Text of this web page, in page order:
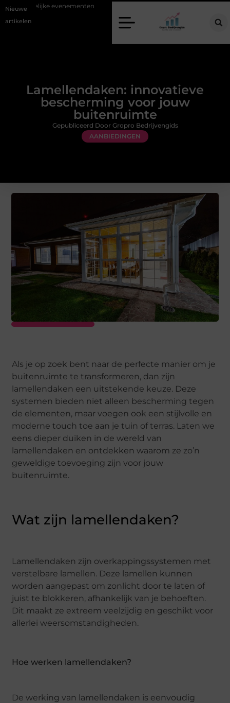
Nieuwe
artikelen
evenementen Alles over flexibele inzet van personeel
Lamellendaken: innovatieve
bescherming voor jouw
buitenruimte
AANBIEDINGEN
Gepubliceerd Door Gropro Bedrijvengids
Als je op zoek bent naar de perfecte manier om je
buitenruimte te transformeren, dan zijn
lamellendaken een uitstekende keuze. Deze
systemen bieden niet alleen bescherming tegen
de elementen, maar voegen ook een stijlvolle en
moderne touch toe aan je tuin of terras. Laten we
eens dieper duiken in de wereld van
lamellendaken en ontdekken waarom ze zo’n
geweldige toevoeging zijn voor jouw
buitenruimte.
Wat zijn lamellendaken?
Lamellendaken zijn overkappingssystemen met
verstelbare lamellen. Deze lamellen kunnen
worden aangepast om zonlicht door te laten of
juist te blokkeren, afhankelijk van je behoeften.
Dit maakt ze extreem veelzijdig en geschikt voor
allerlei weersomstandigheden.
Hoe werken lamellendaken?
De werking van lamellendaken is eenvoudig